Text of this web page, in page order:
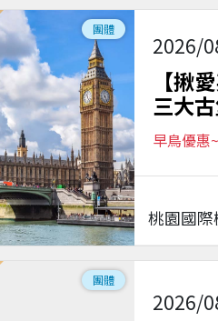
團體
2026/
【揪
三大
早鳥優惠
桃園國際
團體
2026/